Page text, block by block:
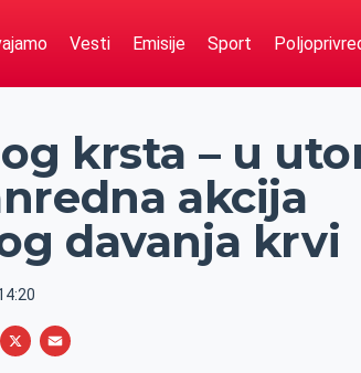
Vesti Emisije Sport
krsta – u
akcija
davanja krvi
W
X